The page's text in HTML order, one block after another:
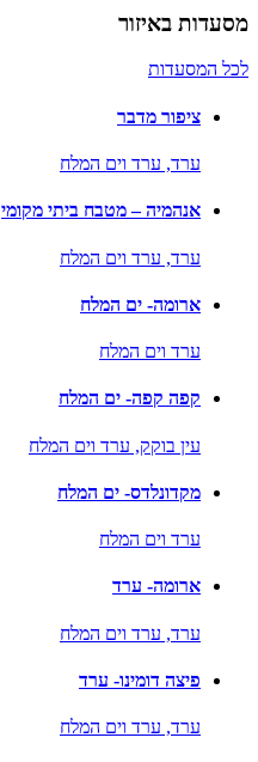
מסעדות באיזור
לכל המסעדות
ציפור מדבר
ערד, ערד וים המלח
אנהמיה – מטבח ביתי מקומי
ערד, ערד וים המלח
ארומה- ים המלח
ערד וים המלח
קפה קפה- ים המלח
עין בוקק, ערד וים המלח
מקדונלדס- ים המלח
ערד וים המלח
ארומה- ערד
ערד, ערד וים המלח
פיצה דומינו- ערד
ערד, ערד וים המלח